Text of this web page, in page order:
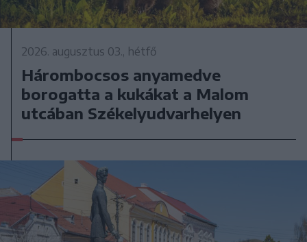
2026. augusztus 03., hétfő
Hárombocsos anyamedve
borogatta a kukákat a Malom
utcában Székelyudvarhelyen